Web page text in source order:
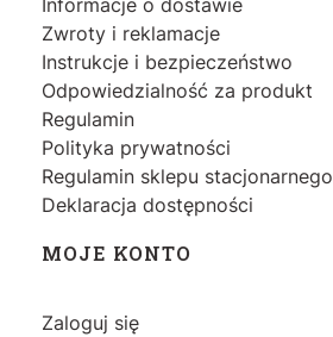
Informacje o dostawie
Zwroty i reklamacje
Instrukcje i bezpieczeństwo
Odpowiedzialność za produkt
Regulamin
Polityka prywatności
Regulamin sklepu stacjonarnego
Deklaracja dostępności
MOJE KONTO
Zaloguj się